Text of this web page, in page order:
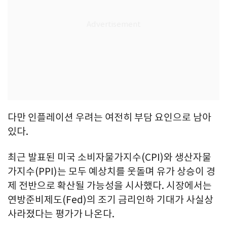
다만 인플레이션 우려는 여전히 부담 요인으로 남아
있다.
최근 발표된 미국 소비자물가지수(CPI)와 생산자물
가지수(PPI)는 모두 예상치를 웃돌며 유가 상승이 경
제 전반으로 확산될 가능성을 시사했다. 시장에서는
연방준비제도(Fed)의 조기 금리인하 기대가 사실상
사라졌다는 평가가 나온다.